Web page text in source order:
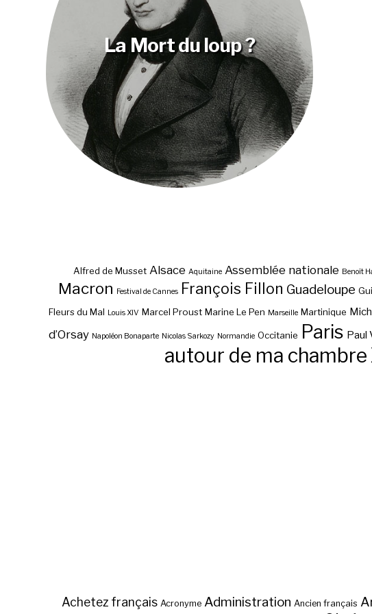
La Mort du loup ?
Alfred de Musset Alsace Aquitaine Assemblée nationale Benoît
Macron
Festival de Cannes François Fillon Guadeloupe
Fleurs du Mal Louis XIV Marcel Proust Marine Le Pen Marseille Martinique
d’Orsay Napoléon Bonaparte Nicolas Sarkozy Normandie Occitanie Paris Paul
autour de ma chambre
Achetez français Acronyme Administration Ancien français